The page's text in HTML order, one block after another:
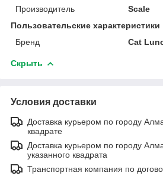
Производитель
Scale
Пользовательские характеристики
Бренд
Cat
Скрыть
Условия доставки
Доставка курьером по городу
квадрате
Доставка курьером по городу
указанного квадрата
Транспортная компания по